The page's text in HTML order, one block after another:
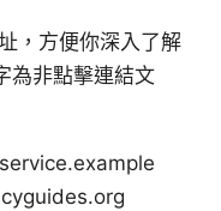
，方便你深入了解
為非點擊連結文